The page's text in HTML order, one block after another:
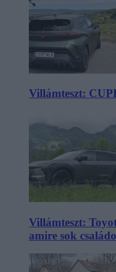
Villámteszt:
Villámteszt:
amire sok